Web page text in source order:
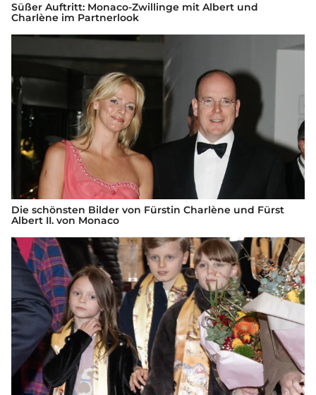
Süßer Auftritt: Monaco-Zwillinge mit Albert und
Charlène im Partnerlook
Die schönsten Bilder von Fürstin Charlène und Fürst
Albert II. von Monaco